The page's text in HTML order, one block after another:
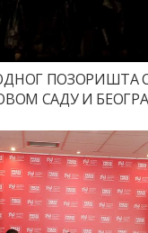
ПОЗОРИШТА
САДУ И